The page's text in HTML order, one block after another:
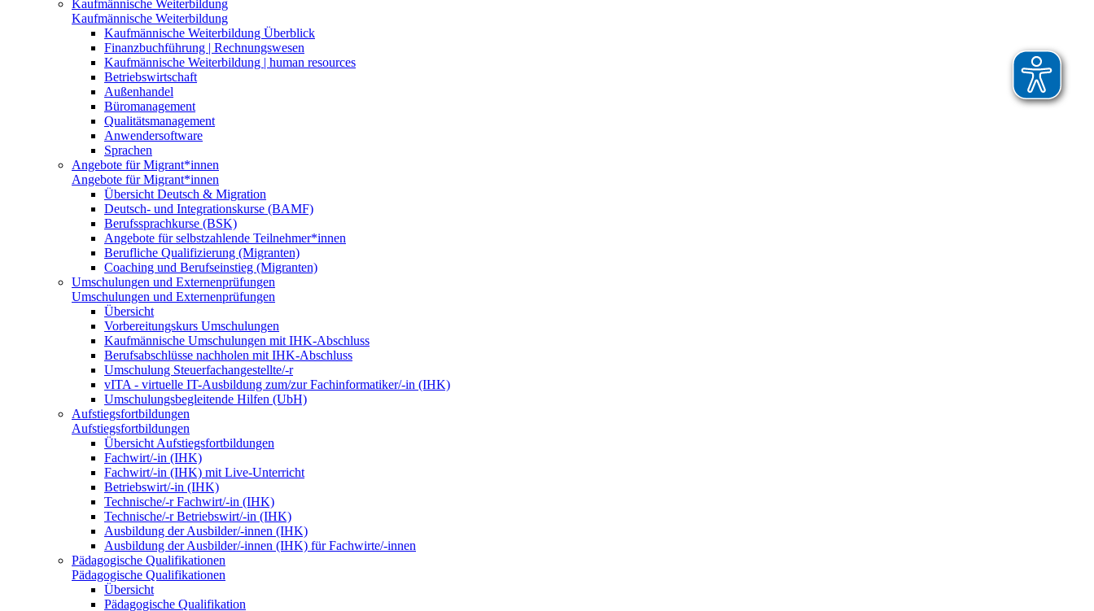
Kaufmännische Weiterbildung
Kaufmännische Weiterbildung
Kaufmännische Weiterbildung Überblick
Finanzbuchführung | Rechnungswesen
Kaufmännische Weiterbildung | human resources
Betriebswirtschaft
Außenhandel
Büromanagement
Qualitätsmanagement
Anwendersoftware
Sprachen
Angebote für Migrant*innen
Angebote für Migrant*innen
Übersicht Deutsch & Migration
Deutsch- und Integrationskurse (BAMF)
Berufssprachkurse (BSK)
Angebote für selbstzahlende Teilnehmer*innen
Berufliche Qualifizierung (Migranten)
Coaching und Berufseinstieg (Migranten)
Umschulungen und Externenprüfungen
Umschulungen und Externenprüfungen
Übersicht
Vorbereitungskurs Umschulungen
Kaufmännische Umschulungen mit IHK-Abschluss
Berufsabschlüsse nachholen mit IHK-Abschluss
Umschulung Steuerfachangestellte/-r
vITA - virtuelle IT-Ausbildung zum/zur Fachinformatiker/-in (IHK)
Umschulungsbegleitende Hilfen (UbH)
Aufstiegsfortbildungen
Aufstiegsfortbildungen
Übersicht Aufstiegsfortbildungen
Fachwirt/-in (IHK)
Fachwirt/-in (IHK) mit Live-Unterricht
Betriebswirt/-in (IHK)
Technische/-r Fachwirt/-in (IHK)
Technische/-r Betriebswirt/-in (IHK)
Ausbildung der Ausbilder/-innen (IHK)
Ausbildung der Ausbilder/-innen (IHK) für Fachwirte/-innen
Pädagogische Qualifikationen
Pädagogische Qualifikationen
Übersicht
Pädagogische Qualifikation